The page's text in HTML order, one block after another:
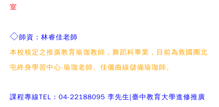
室
◇師資：林睿佳老師
本校核定之推廣教育瑜珈教師，舞蹈科畢業，目前為救國團北
屯終身學習中心-瑜珈老師、佳儷曲線儲備瑜珈師。
課程專線TEL：04-22188095 李先生[臺中教育大學進修推廣